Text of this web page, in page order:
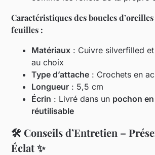
Caractéristiques des boucles
feuilles :
Matériaux : Cuivre silverfilled
au choix
Type d’attache : Crochets en
Longueur : 5,5 cm
Écrin : Livré dans un pochon
réutilisable
🛠️ Conseils d’Entretien –
Éclat ✨